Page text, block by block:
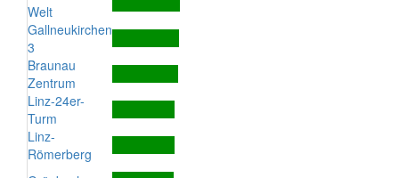
Welt
Gallneukirchen
3
Braunau
Zentrum
Linz-24er-
Turm
Linz-
Römerberg